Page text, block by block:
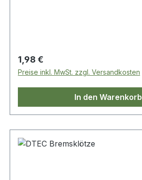
Regulärer Preis:
1,98 €
Preise inkl. MwSt. zzgl. Versandkosten
In den Warenkorb